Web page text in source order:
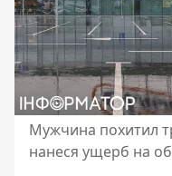
Мужчина похитил
нанеся ущерб на